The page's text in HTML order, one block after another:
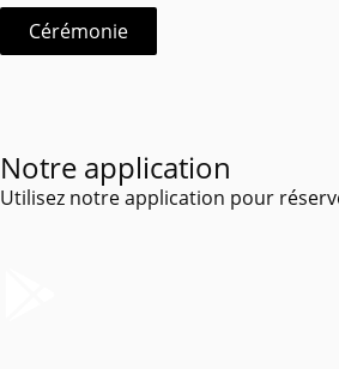
Cérémonie
Notre application
Utilisez notre application pour